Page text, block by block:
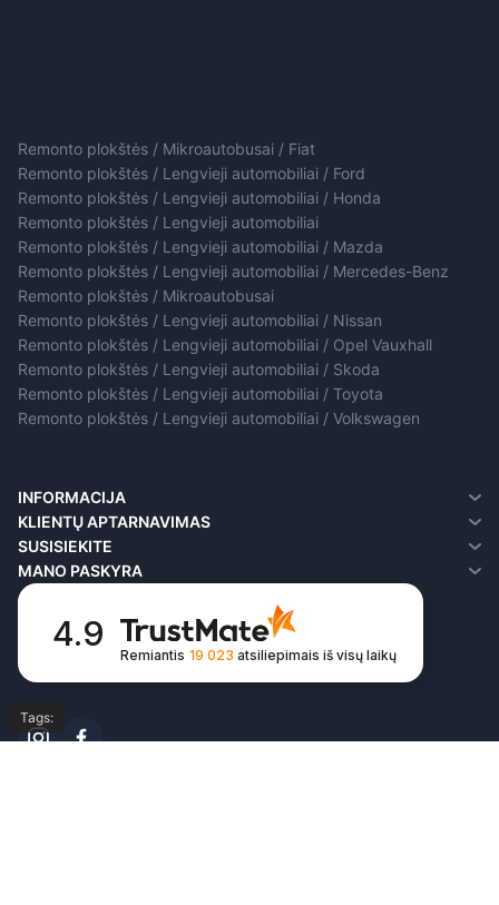
Remonto plokštės / Mikroautobusai / Fiat
Remonto plokštės / Lengvieji automobiliai / Ford
Remonto plokštės / Lengvieji automobiliai / Honda
Remonto plokštės / Lengvieji automobiliai
Remonto plokštės / Lengvieji automobiliai / Mazda
Remonto plokštės / Lengvieji automobiliai / Mercedes-Benz
Remonto plokštės / Mikroautobusai
Remonto plokštės / Lengvieji automobiliai / Nissan
Remonto plokštės / Lengvieji automobiliai / Opel Vauxhall
Remonto plokštės / Lengvieji automobiliai / Skoda
Remonto plokštės / Lengvieji automobiliai / Toyota
Remonto plokštės / Lengvieji automobiliai / Volkswagen
INFORMACIJA
Apie mus
Pristatymo informacija
Privatumo politika
Terminai ir sąlygos
KLIENTŲ APTARNAVIMAS
Susisiekite
Grąžinimai
Svetainės medis
SUSISIEKITE
MANO PASKYRA
Mano paskyra
Užsakymų istorija
Pageidavimų sąrašas
Naujienlaiškis
4.9
Remiantis 19 023 atsiliepimaisiš visų laikų
Tags: